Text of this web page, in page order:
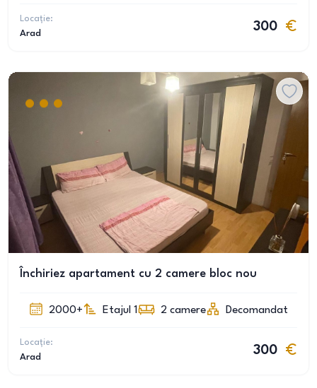
Locație:
Arad
300
Închiriez apartament cu 2 camere bloc nou
2000+ Etajul 1 2 camere Decomandat
Locație:
Arad
300